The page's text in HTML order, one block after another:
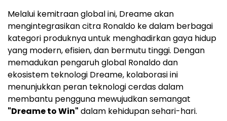
Melalui kemitraan global ini, Dreame akan
mengintegrasikan citra Ronaldo ke dalam berbagai
kategori produknya untuk menghadirkan gaya hidup
yang modern, efisien, dan bermutu tinggi. Dengan
memadukan pengaruh global Ronaldo dan
ekosistem teknologi Dreame, kolaborasi ini
menunjukkan peran teknologi cerdas dalam
membantu pengguna mewujudkan semangat
"Dreame to Win" dalam kehidupan sehari-hari.